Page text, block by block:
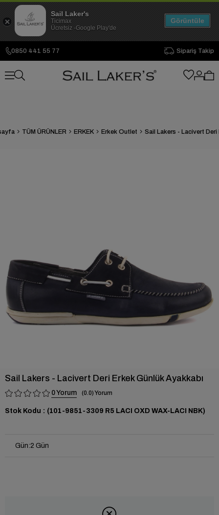
0850 441 55 77 Sipariş Takip
TÜM ÜRÜNLER ERKEK Erkek Outlet
Sail Lakers - Lacivert Deri Erkek Günlük Ayakkabı
0 0.0
Stok Kodu (101-9851-3309 R5 LACI OXD WAX-LACI NBK)
Gün:2 Gün
Sail Laker's
Ticimax
Ücretsiz -Google Play'de
Görüntüle